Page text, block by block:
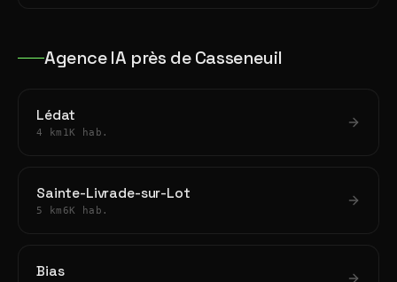
Agence IA près de Casseneuil
Lédat
4 km 1K hab.
Sainte-Livrade-sur-Lot
5 km 6K hab.
Bias